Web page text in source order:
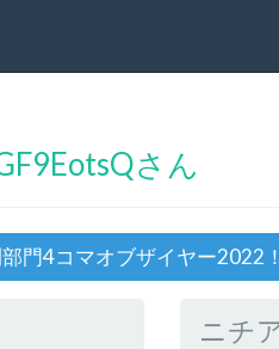
さん
門4コマオブザイヤー2022！
ニチ